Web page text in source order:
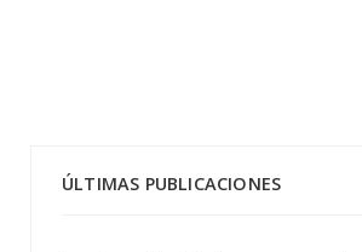
ÚLTIMAS PUBLICACIONES